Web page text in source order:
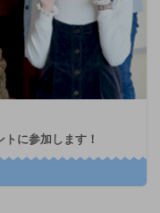
に参加します！